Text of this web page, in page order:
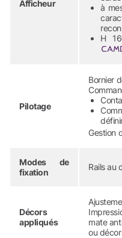
Afficheur
à
H
Pilotage
Bornier
Gestion
Modes de
fixation
Rails au
Décors
appliqués
mate
ou